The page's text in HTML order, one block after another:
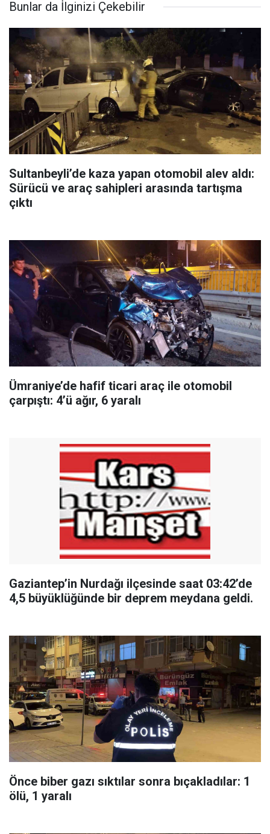
Bunlar da İlginizi Çekebilir
Sultanbeyli’de kaza yapan otomobil alev aldı:
Sürücü ve araç sahipleri arasında tartışma
çıktı
Ümraniye’de hafif ticari araç ile otomobil
çarpıştı: 4’ü ağır, 6 yaralı
Gaziantep’in Nurdağı ilçesinde saat 03:42’de
4,5 büyüklüğünde bir deprem meydana geldi.
Önce biber gazı sıktılar sonra bıçakladılar: 1
ölü, 1 yaralı